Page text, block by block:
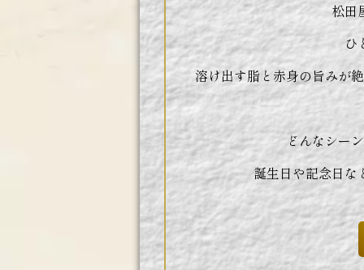
松田
ひ
溶け出す脂と赤身の旨みが
どんなシー
誕生日や記念日な